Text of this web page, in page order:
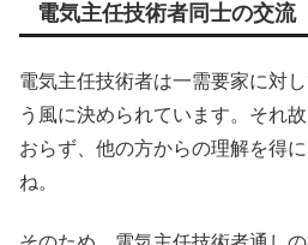
電気主任技術者同士の交流
電気主任技術者は一需要家に対
う風に決められています。それ
おらず、他の方からの理解を得
ね。